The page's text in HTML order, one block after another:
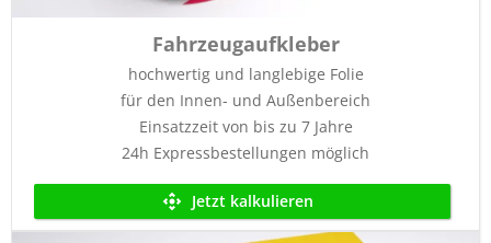
Fahrzeugaufkleber
hochwertig und langlebige Folie
für den Innen- und Außenbereich
Einsatzzeit von bis zu 7 Jahre
24h Expressbestellungen möglich
Jetzt kalkulieren